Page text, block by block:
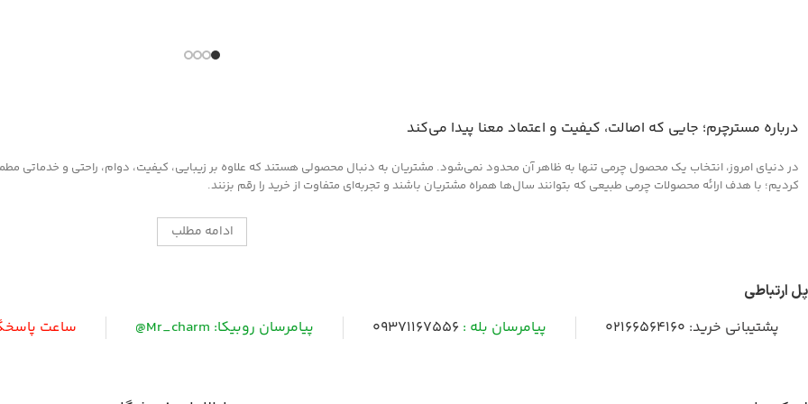
دارای رنگدانه های قوی
را روی سطح
درباره مسترچرم؛ جایی که اصالت، کیفیت و اعتماد معنا پیدا می‌کند
در دنیای امروز، انتخاب یک محصول چرمی تنها به ظاهر آن محدود نمی‌شود. مشتریان به دنبال محصولی هستند که علاوه بر زیبایی، کیفیت، دوام، راحتی و خدماتی
کردیم؛ با هدف ارائه محصولات چرمی طبیعی که بتوانند سال‌ها همراه مشتریان باشند و تجربه‌ای متفاوت از خرید را رقم بزنند.
ادامه مطلب
پل ارتباطی
پشتیبانی خرید: 02166564160 پیامرسان بله : 09371167556 پیامرسان روبیکا: Mr_charm@ ساعت